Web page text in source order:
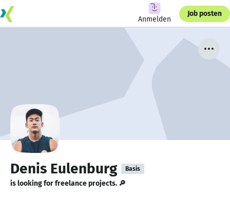
Anmelden
Job posten
Denis Eulenburg Basis
is looking for freelance projects. 🔎